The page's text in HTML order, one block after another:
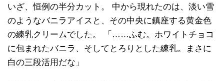
いざ、恒例の半分カット。 中から現れたのは、淡い雪
のようなバニラアイスと、その中央に鎮座する黄金色
の練乳クリームでした。 「……ふむ。ホワイトチョコ
に包まれたバニラ、そしてとろりとした練乳。まさに
白の三段活用だな」